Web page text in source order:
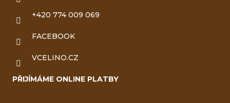
+420 774 009 069
FACEBOOK
VCELINO.CZ
PŘIJÍMÁME ONLINE PLATBY